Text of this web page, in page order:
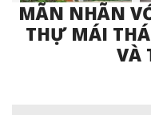
MÃN NHÃN
THỰ MÁI
VÀ